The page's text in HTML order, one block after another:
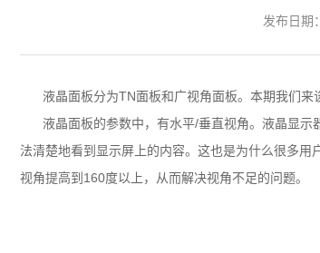
发布日期
液晶面板分为TN面板和广视角面板。本期我们来
液晶面板的参数中，有水平/垂直视角。液晶显
法清楚地看到显示屏上的内容。这也是为什么很多
视角提高到160度以上，从而解决视角不足的问题。